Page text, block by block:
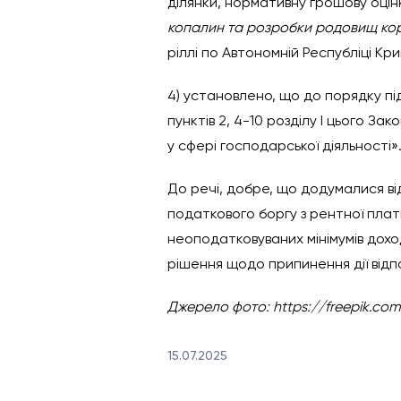
копалин та розробки родовищ
ріллі по Автономній Республіці
4) установлено, що до порядку
пунктів 2, 4-10 розділу І цього
у сфері господарської діяльності».
До речі, добре, що додумалися
податкового боргу з рентної
неоподатковуваних мінімумів
рішення щодо припинення дії
Джерело фото: https://
15.07.2025